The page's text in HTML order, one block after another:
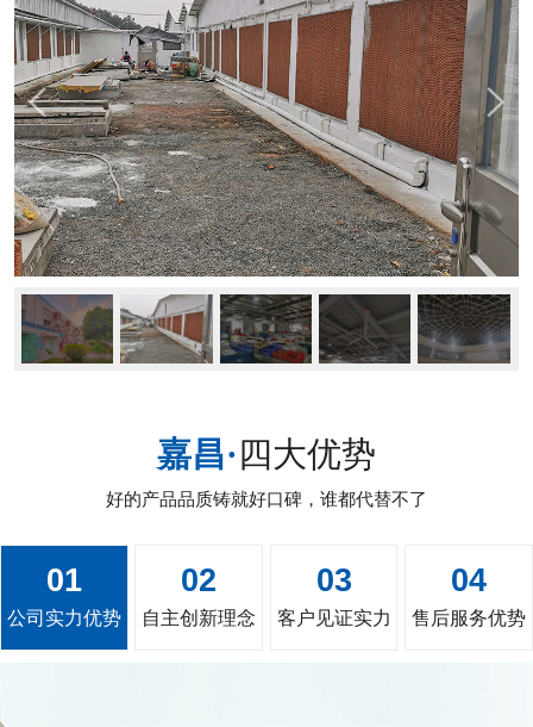
嘉昌·四大优势
好的产品品质铸就好口碑，谁都代替不了
01
公司实力优势
02
自主创新理念
03
客户见证实力
04
售后服务优势